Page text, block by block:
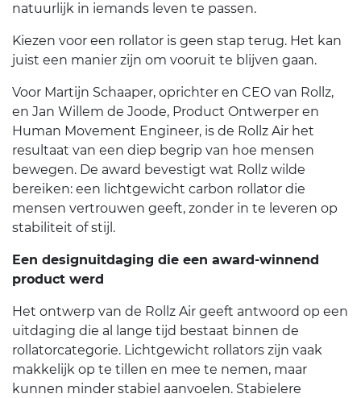
natuurlijk in iemands leven te passen.
Kiezen voor een rollator is geen stap terug. Het kan
juist een manier zijn om vooruit te blijven gaan.
Voor Martijn Schaaper, oprichter en CEO van Rollz,
en Jan Willem de Joode, Product Ontwerper en
Human Movement Engineer, is de Rollz Air het
resultaat van een diep begrip van hoe mensen
bewegen. De award bevestigt wat Rollz wilde
bereiken: een lichtgewicht carbon rollator die
mensen vertrouwen geeft, zonder in te leveren op
stabiliteit of stijl.
Een designuitdaging die een award-winnend
product werd
Het ontwerp van de Rollz Air geeft antwoord op een
uitdaging die al lange tijd bestaat binnen de
rollatorcategorie. Lichtgewicht rollators zijn vaak
makkelijk op te tillen en mee te nemen, maar
kunnen minder stabiel aanvoelen. Stabielere